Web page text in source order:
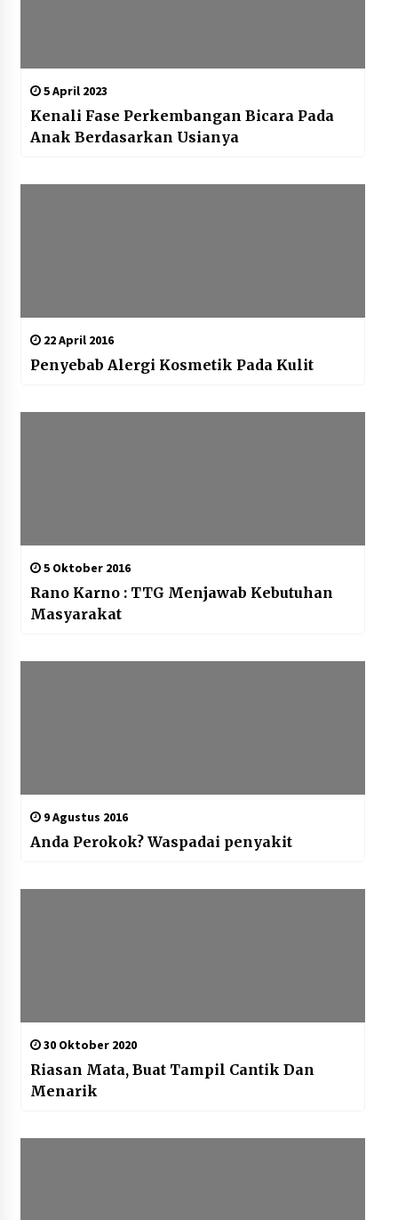
5 April 2023
Kenali Fase Perkembangan Bicara Pada
Anak Berdasarkan Usianya
22 April 2016
Penyebab Alergi Kosmetik Pada Kulit
5 Oktober 2016
Rano Karno : TTG Menjawab Kebutuhan
Masyarakat
9 Agustus 2016
Anda Perokok? Waspadai penyakit
30 Oktober 2020
Riasan Mata, Buat Tampil Cantik Dan
Menarik